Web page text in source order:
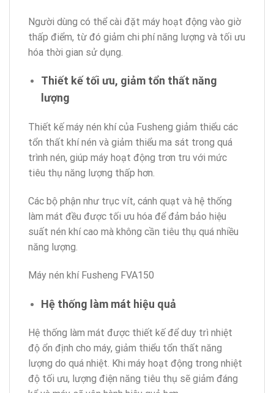
Người dùng có thể cài đặt máy hoạt động vào giờ
thấp điểm, từ đó giảm chi phí năng lượng và tối ưu
hóa thời gian sử dụng.
Thiết kế tối ưu, giảm tổn thất năng
lượng
Thiết kế máy nén khí của Fusheng giảm thiểu các
tổn thất khí nén và giảm thiểu ma sát trong quá
trình nén, giúp máy hoạt động trơn tru với mức
tiêu thụ năng lượng thấp hơn.
Các bộ phận như trục vít, cánh quạt và hệ thống
làm mát đều được tối ưu hóa để đảm bảo hiệu
suất nén khí cao mà không cần tiêu thụ quá nhiều
năng lượng.
Máy nén khí Fusheng FVA150
Hệ thống làm mát hiệu quả
Hệ thống làm mát được thiết kế để duy trì nhiệt
độ ổn định cho máy, giảm thiểu tổn thất năng
lượng do quá nhiệt. Khi máy hoạt động trong nhiệt
độ tối ưu, lượng điện năng tiêu thụ sẽ giảm đáng